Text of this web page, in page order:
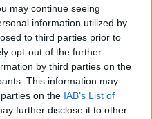
may continue seeing
information utilized by
to third parties prior to
opt-out of the further
by third parties on the
This information may
on the IAB’s List of
further disclose it to other